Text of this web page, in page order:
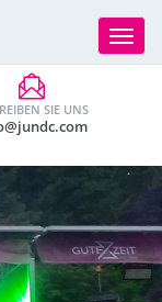
Toggle
SIE UNS